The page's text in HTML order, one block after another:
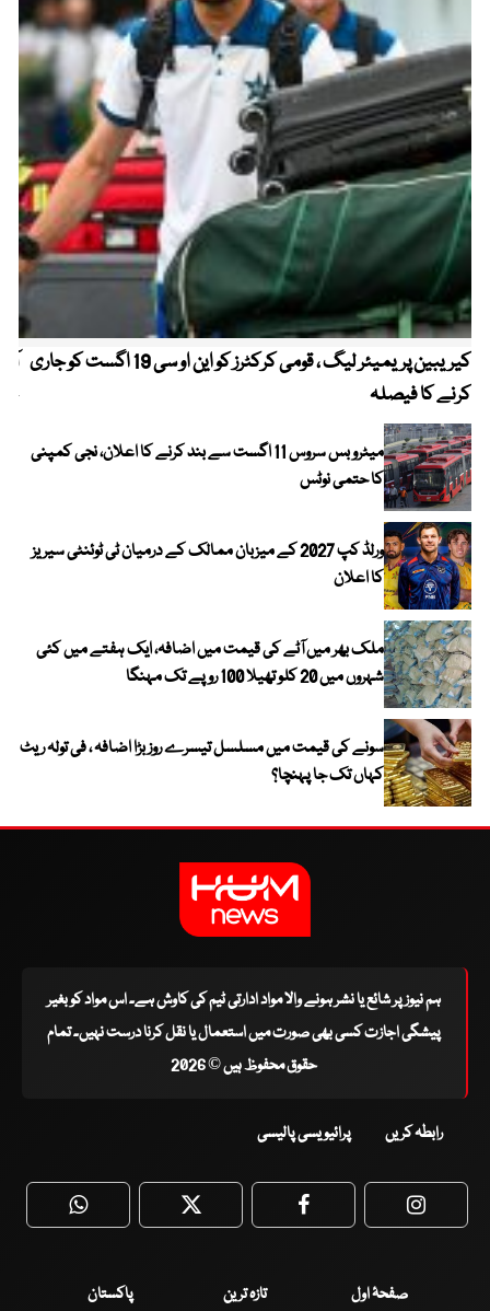
کیریبین پریمیئر لیگ ، قومی کرکٹرز کو این او سی 19 اگست کو جاری
کرنے کا فیصلہ
میٹرو بس سروس 11 اگست سے بند کرنے کا اعلان، نجی کمپنی
کا حتمی نوٹس
ورلڈ کپ 2027 کے میزبان ممالک کے درمیان ٹی ٹوئنٹی سیریز
کا اعلان
ملک بھر میں آٹے کی قیمت میں اضافہ، ایک ہفتے میں کئی
شہروں میں 20 کلو تھیلا 100 روپے تک مہنگا
سونے کی قیمت میں مسلسل تیسرے روز بڑا اضافہ ، فی تولہ ریٹ
کہاں تک جا پہنچا؟
ہم نیوز پر شائع یا نشر ہونے والا مواد ادارتی ٹیم کی کاوش ہے۔ اس مواد کو بغیر
پیشگی اجازت کسی بھی صورت میں استعمال یا نقل کرنا درست نہیں۔ تمام
حقوق محفوظ ہیں © 2026
رابطہ کریں پرائیویسی پالیسی
WhatsApp Twitter Facebook
صفحۂ اول تازہ ترین پاکستان